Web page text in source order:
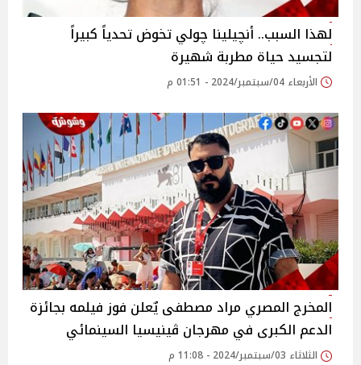
لهذا السبب.. أنچيلينا چولي تخوض تحدياً كبيراً
لتجسيد حياة مطربة شهيرة
الأربعاء 04/سبتمبر/2024 - 01:51 م
المخرج المصري مراد مصطفى يٌعلن فوز فيلمه بجائزة
الدعم الكبرى في مهرجان ڤينيسيا السينمائي
الثلاثاء 03/سبتمبر/2024 - 11:08 م